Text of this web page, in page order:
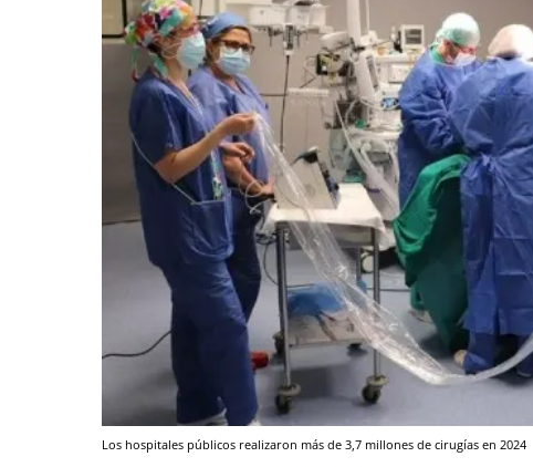
Los hospitales públicos realizaron más de 3,7 millones de cirugías en 2024